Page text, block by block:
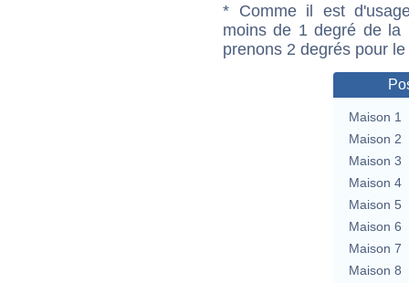
* Comme il est
moins de 1 degré de la
prenons 2 degrés pour
Maison 1
Maison 2
Maison 3
Maison 4
Maison 5
Maison 6
Maison 7
Maison 8